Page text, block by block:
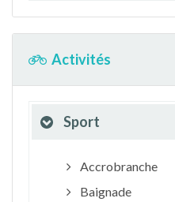
Activités
Sport
Accrobranche
Baignade